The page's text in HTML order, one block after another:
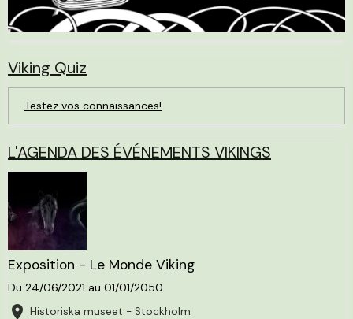
Viking Quiz
Testez vos connaissances!
L'AGENDA DES ÉVÉNEMENTS VIKINGS
Exposition - Le Monde Viking
Du 24/06/2021 au 01/01/2050
Historiska museet - Stockholm